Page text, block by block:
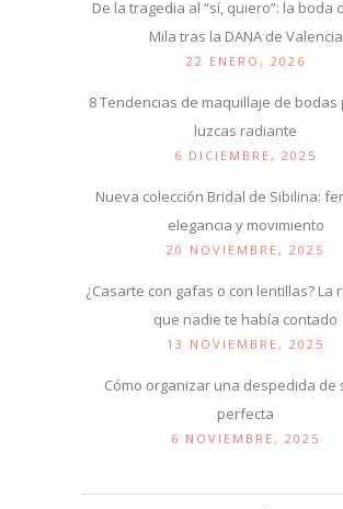
De la tragedia al “sí, quiero”: la boda
Mila tras la DANA de Valencia
22 ENERO, 2026
8 Tendencias de maquillaje de bodas
luzcas radiante
6 DICIEMBRE, 2025
Nueva colección Bridal de Sibilina:
elegancia y movimiento
20 NOVIEMBRE, 2025
¿Casarte con gafas o con lentillas? La
que nadie te había contado
13 NOVIEMBRE, 2025
Cómo organizar una despedida de
perfecta
6 NOVIEMBRE, 2025